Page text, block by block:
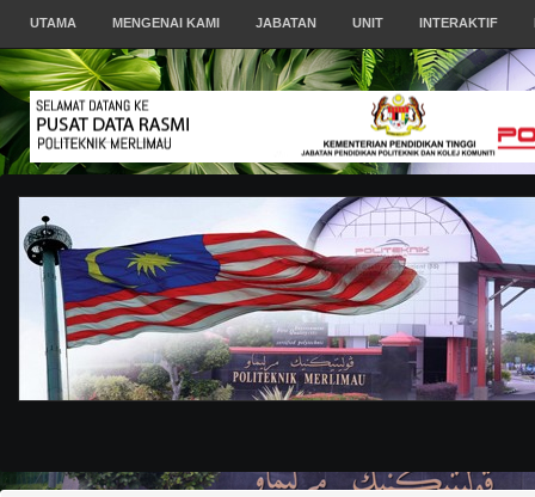
UTAMA MENGENAI KAMI JABATAN UNIT INTERAKTIF